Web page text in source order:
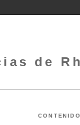
de
CONTENIDO